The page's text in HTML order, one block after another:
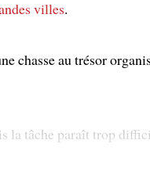
villes.
chasse au trésor
la tâche paraît trop